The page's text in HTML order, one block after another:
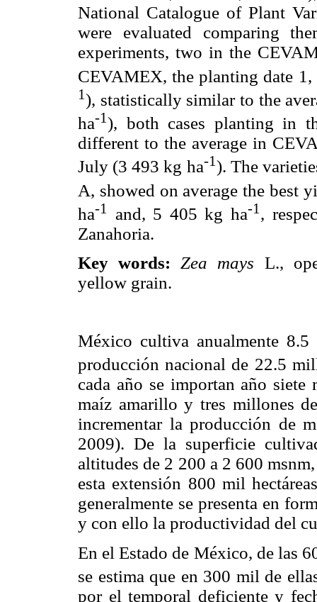
National Catalogue of Plant
were evaluated comparing
experiments, two in the
CEVAMEX, the planting date
1), statistically similar to the
ha-1), both cases planting in
different to the average in
July (3 493 kg ha-1). The
A, showed on average the best
ha-1 and, 5 405 kg ha-1 ,
Zanahoria.
Key words:
Zea mays L.,
yellow grain.
México cultiva anualmente
producción nacional de 22.5
cada año se importan año
maíz amarillo y tres millones
incrementar la producción de
2009). De la superficie
altitudes de 2 200 a 2 600
esta extensión 800 mil
generalmente se presenta en
y con ello la productividad del
En el Estado de México, de las
se estima que en 300 mil de
por el temporal deficiente y